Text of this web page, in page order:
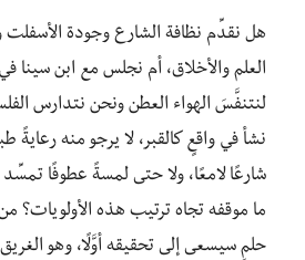
هل نقدِّم نظافة الشارع وجودة الأسفلت
العلم والأخلاق، أم نجلس مع ابن سينا
لنتنفَّسَ الهواء العطن ونحن نتدارس
نشأ في واقعٍ كالقبر، لا يرجو منه رعايةً
شارعًا لامعًا، ولا حتى لمسةً عطوفًا تمسِّد
ما موقفه تجاه ترتيب هذه
حلمٍ سيسعى إلى تحقيقه أوَّلًا، وهو